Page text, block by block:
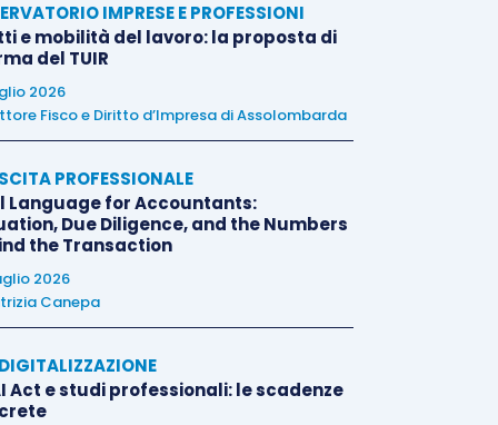
IMPRESE E PROFESSIONI
e mobilità del lavoro: la proposta di
del TUIR
2026
Fisco e Diritto d’Impresa di Assolombarda
PROFESSIONALE
Language for Accountants:
Due Diligence, and the Numbers
the Transaction
2026
Canepa
Act e studi professionali: le scadenze